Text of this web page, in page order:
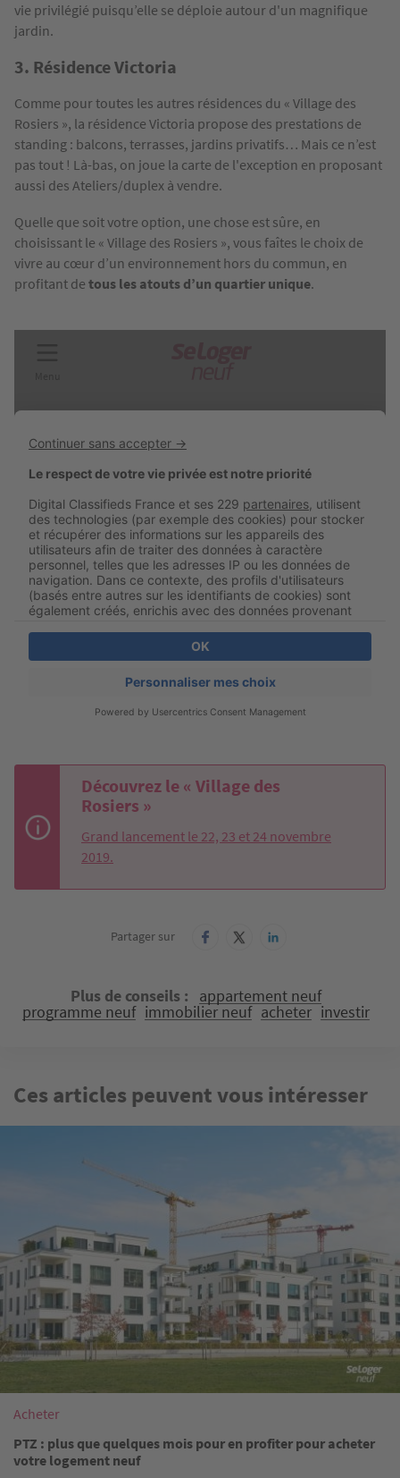
vie privilégié puisqu’elle se déploie autour d'un magnifique
jardin.
3. Résidence Victoria
Comme pour toutes les autres résidences du « Village des
Rosiers », la résidence Victoria propose des prestations de
standing : balcons, terrasses, jardins privatifs… Mais ce n’est
pas tout ! Là-bas, on joue la carte de l'exception en proposant
aussi des Ateliers/duplex à vendre.
Quelle que soit votre option, une chose est sûre, en
choisissant le « Village des Rosiers », vous faîtes le choix de
vivre au cœur d’un environnement hors du commun, en
profitant de tous les atouts d’un quartier unique.
Découvrez le « Village des
Rosiers »
Grand lancement le 22, 23 et 24 novembre
2019.
Partager sur
Plus de conseils appartement neuf
programme neuf immobilier neuf acheter investir
Ces articles peuvent vous intéresser
Acheter
PTZ : plus que quelques mois pour en profiter pour acheter
votre logement neuf